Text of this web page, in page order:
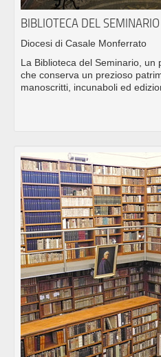
BIBLIOTECA DEL
Diocesi di Casale Monferrato
La Biblioteca del Seminario, un
che conserva un prezioso
manoscritti, incunaboli ed